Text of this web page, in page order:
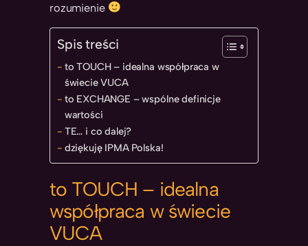
rozumienie
Spis treści
to TOUCH – idealna współpraca w
świecie VUCA
to EXCHANGE – wspólne definicje
wartości
TE… i co dalej?
dziękuję IPMA Polska!
to TOUCH – idealna
współpraca w świecie
VUCA